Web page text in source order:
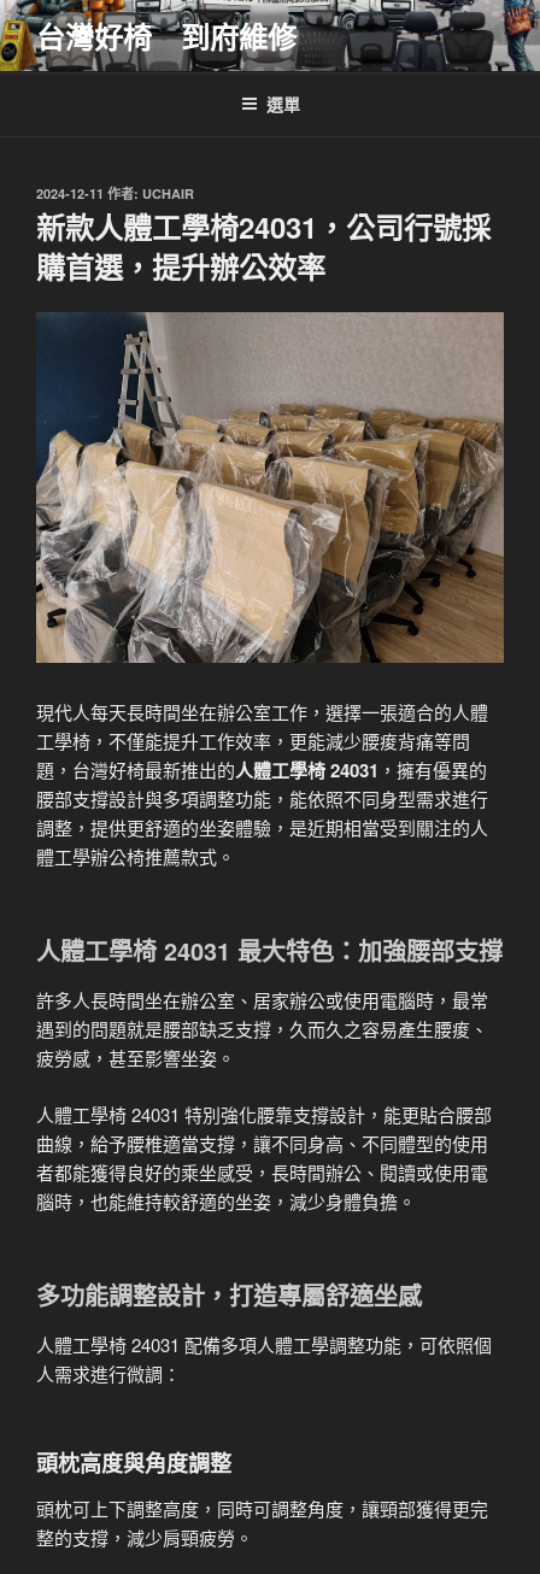
跳
至
主
台灣好椅 到府維修
選單
發
佈
於
2024-12-11 作者: UCHAIR
新款人體工學椅24031，公司行號採
購首選，提升辦公效率
現代人每天長時間坐在辦公室工作，選擇一張適合的人體
工學椅，不僅能提升工作效率，更能減少腰痠背痛等問
題，台灣好椅最新推出的人體工學椅 24031 ，擁有優異的
腰部支撐設計與多項調整功能，能依照不同身型需求進行
調整，提供更舒適的坐姿體驗，是近期相當受到關注的人
體工學辦公椅推薦款式。
人體工學椅 24031 最大特色：加強腰部支撐
許多人長時間坐在辦公室、居家辦公或使用電腦時，最常
遇到的問題就是腰部缺乏支撐，久而久之容易產生腰痠、
疲勞感，甚至影響坐姿。
人體工學椅 24031 特別強化腰靠支撐設計，能更貼合腰部
曲線，給予腰椎適當支撐，讓不同身高、不同體型的使用
者都能獲得良好的乘坐感受，長時間辦公、閱讀或使用電
腦時，也能維持較舒適的坐姿，減少身體負擔。
多功能調整設計，打造專屬舒適坐感
人體工學椅 24031 配備多項人體工學調整功能，可依照個
人需求進行微調：
頭枕高度與角度調整
頭枕可上下調整高度，同時可調整角度，讓頸部獲得更完
整的支撐，減少肩頸疲勞。